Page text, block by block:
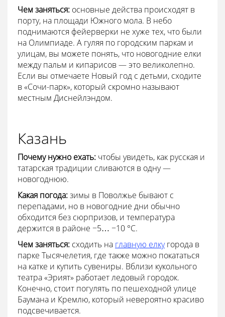
Чем заняться: основные действа происходят в
порту, на площади Южного мола. В небо
поднимаются фейерверки не хуже тех, что были
на Олимпиаде. А гуляя по городским паркам и
улицам, вы можете понять, что новогодние елки
между пальм и кипарисов — это великолепно.
Если вы отмечаете Новый год с детьми, сходите
в «Сочи-парк», который скромно называют
местным Диснейлэндом.
Казань
Почему нужно ехать: чтобы увидеть, как русская и
татарская традиции сливаются в одну —
новогоднюю.
Какая погода:зимы в Поволжье бывают с
перепадами, но в новогодние дни обычно
обходится без сюрпризов, и температура
держится в районе −5… −10 °С.
Чем заняться: сходить на главную елкугорода в
парке Тысячелетия, где также можно покататься
на катке и купить сувениры. Вблизи кукольного
театра «Эрият» работает ледовый городок.
Конечно, стоит погулять по пешеходной улице
Баумана и Кремлю, который невероятно красиво
подсвечивается.